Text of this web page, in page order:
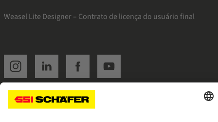
Weasel Lite Designer – Contrato de licença do usuário final
SSI instagramSSI linkedinSSI facebookSSI youtube